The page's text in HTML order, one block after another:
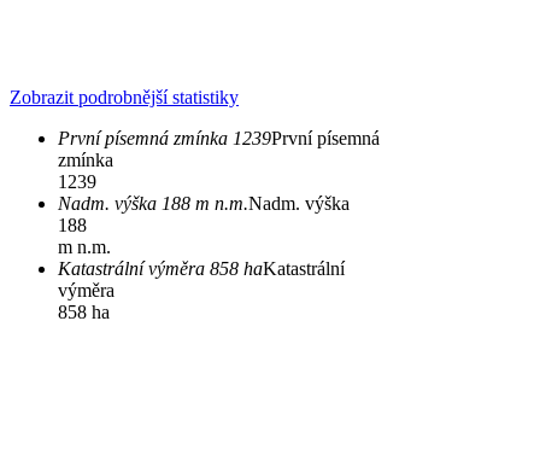
Zobrazit podrobnější statistiky
První písemná zmínka 1239První písemná
zmínka
1239
Nadm. výška 188 m n.m.Nadm. výška
188
m n.m.
Katastrální výměra 858 haKatastrální
výměra
858 ha